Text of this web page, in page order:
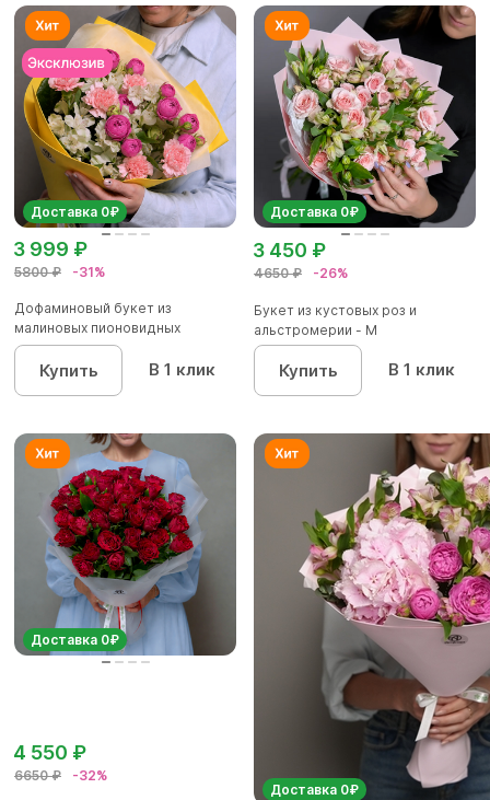
Доставка 0₽
5800 ₽ -31%
3 999 ₽
Дофаминовый букет из
малиновых пионовидных
кустовых роз...
Купить В 1 клик
Доставка 0₽
4650 ₽ -26%
3 450 ₽
Букет из кустовых роз и
альстромерии - М
Купить В 1 клик
Доставка 0₽
6650 ₽ -32%
4 550 ₽
Доставка 0₽